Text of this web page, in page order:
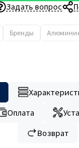
Задать вопрос
Бренды
Оплата
Возврат